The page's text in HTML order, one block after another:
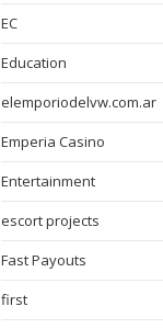
EC
Education
elemporiodelvw.com.ar
Emperia Casino
Entertainment
escort projects
Fast Payouts
first